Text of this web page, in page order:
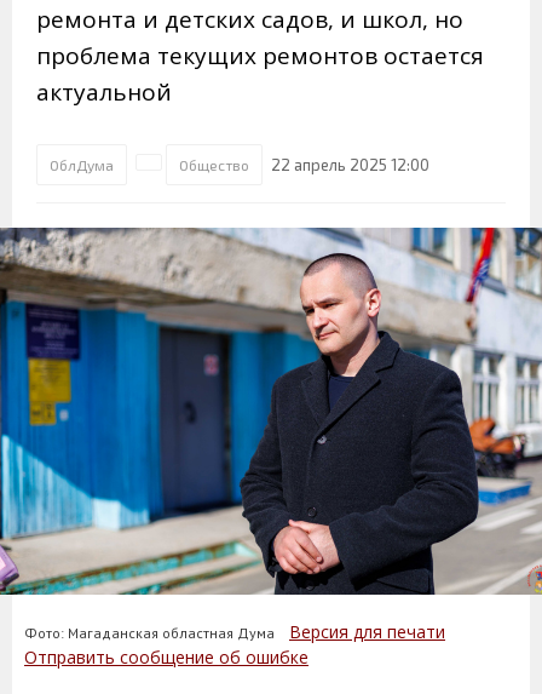
ремонта и детских садов, и школ, но
проблема текущих ремонтов остается
актуальной
ОблДума Общество 22 апрель 2025 12:00
Фото: Магаданская областная Дума Версия для печати
Отправить сообщение об ошибке